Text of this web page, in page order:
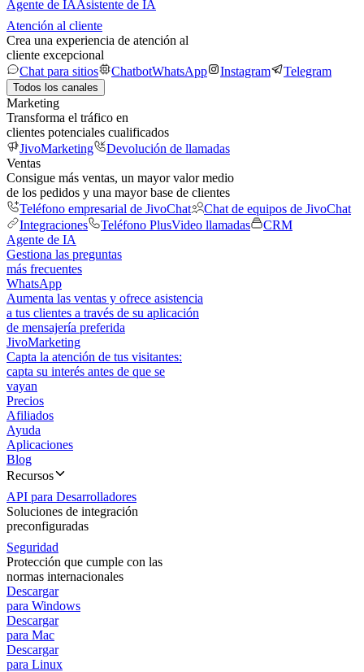
Agente de IAAsistente de IA
Atención al cliente
Crea una experiencia de atención al
cliente excepcional
Chat para sitios
ChatbotWhatsApp Instagram Telegram
Todos los canales
Marketing
Transforma el tráfico en
clientes potenciales cualificados
JivoMarketing
Devolución de llamadas
Ventas
Consigue más ventas, un mayor valor medio
de los pedidos y una mayor base de clientes
Teléfono empresarial de JivoChat
Chat de equipos de JivoChat
Integraciones
Teléfono PlusVideo llamadas
CRM
Agente de IA
Gestiona las preguntas
más frecuentes
WhatsApp
Aumenta las ventas y ofrece asistencia
a tus clientes a través de su aplicación
de mensajería preferida
JivoMarketing
Capta la atención de tus visitantes:
capta su interés antes de que se
vayan
Precios
Afiliados
Ayuda
Aplicaciones
Blog
Recursos
API para Desarrolladores
Soluciones de integración
preconfiguradas
Seguridad
Protección que cumple con las
normas internacionales
Descargar
para Windows
Descargar
para Mac
Descargar
para Linux